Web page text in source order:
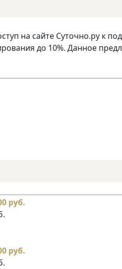
на сайте Суточно.ру к
до 10%. Данное